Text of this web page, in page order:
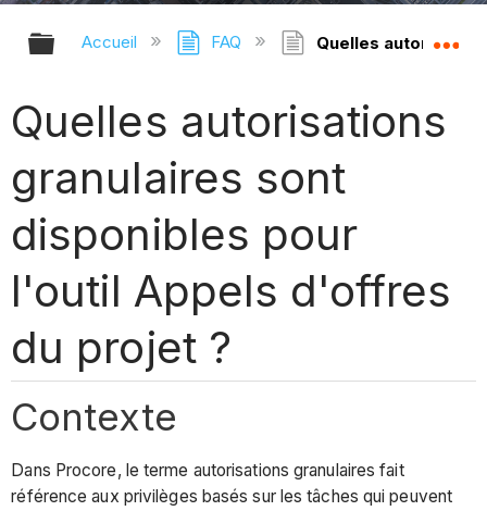
Développer/réduire la hiérarchie
Accueil FAQ Quelles
Quelles autorisations
granulaires sont
disponibles pour
l'outil Appels d'offres
du projet ?
Contexte
Dans Procore, le terme autorisations granulaires fait
référence aux privilèges basés sur les tâches qui peuvent